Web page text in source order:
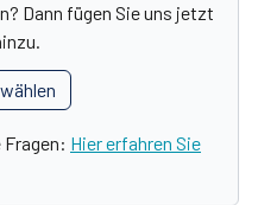
Dann fügen Sie uns jetzt
Hier erfahren Sie